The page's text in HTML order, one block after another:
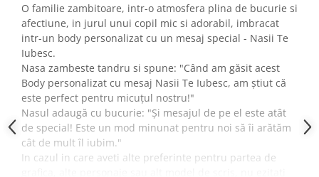
O familie zambitoare, intr-o atmosfera plina de bucurie si
afectiune, in jurul unui copil mic si adorabil, imbracat
intr-un body personalizat cu un mesaj special - Nasii Te
Iubesc.
Nasa zambeste tandru si spune: "Când am găsit acest
Body personalizat cu mesaj Nasii Te Iubesc, am știut că
este perfect pentru micuțul nostru!"
Nasul adaugă cu bucurie: "Și mesajul de pe el este atât
de special! Este un mod minunat pentru noi să îi arătăm
cât de mult îl iubim."
In cazul in care aveti alte preferinte pentru partea de